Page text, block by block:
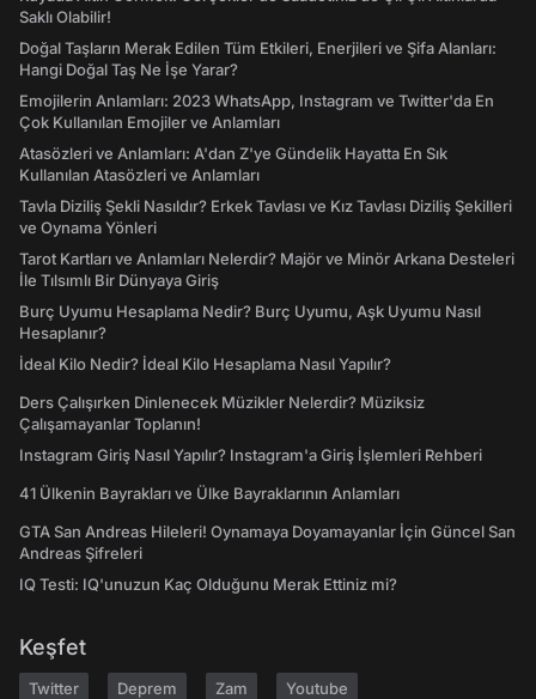
Saklı Olabilir!
Doğal Taşların Merak Edilen Tüm Etkileri, Enerjileri ve Şifa Alanları:
Hangi Doğal Taş Ne İşe Yarar?
Emojilerin Anlamları: 2023 WhatsApp, Instagram ve Twitter'da En
Çok Kullanılan Emojiler ve Anlamları
Atasözleri ve Anlamları: A'dan Z'ye Gündelik Hayatta En Sık
Kullanılan Atasözleri ve Anlamları
Tavla Diziliş Şekli Nasıldır? Erkek Tavlası ve Kız Tavlası Diziliş Şekilleri
ve Oynama Yönleri
Tarot Kartları ve Anlamları Nelerdir? Majör ve Minör Arkana Desteleri
İle Tılsımlı Bir Dünyaya Giriş
Burç Uyumu Hesaplama Nedir? Burç Uyumu, Aşk Uyumu Nasıl
Hesaplanır?
İdeal Kilo Nedir? İdeal Kilo Hesaplama Nasıl Yapılır?
Ders Çalışırken Dinlenecek Müzikler Nelerdir? Müziksiz
Çalışamayanlar Toplanın!
Instagram Giriş Nasıl Yapılır? Instagram'a Giriş İşlemleri Rehberi
41 Ülkenin Bayrakları ve Ülke Bayraklarının Anlamları
GTA San Andreas Hileleri! Oynamaya Doyamayanlar İçin Güncel San
Andreas Şifreleri
IQ Testi: IQ'unuzun Kaç Olduğunu Merak Ettiniz mi?
Keşfet
Twitter Deprem Zam Youtube